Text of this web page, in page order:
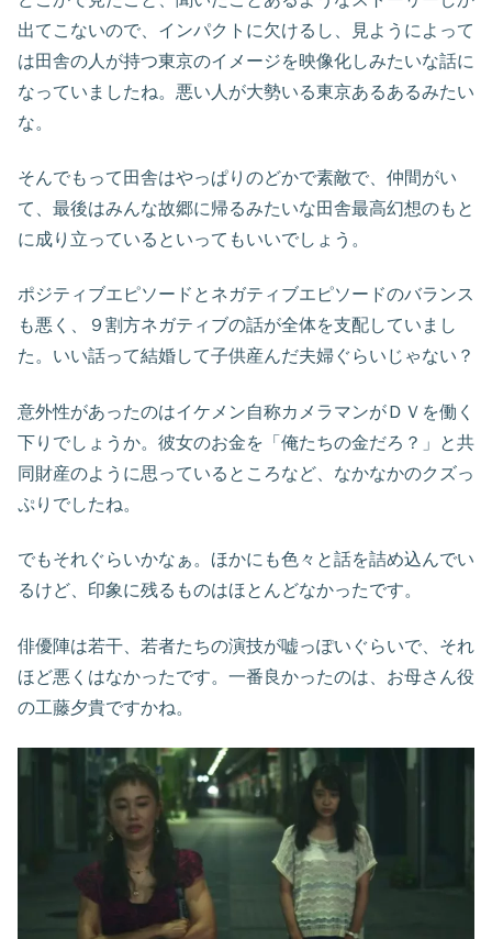
出てこないので、インパクトに欠けるし、見ようによって
は田舎の人が持つ東京のイメージを映像化しみたいな話に
なっていましたね。悪い人が大勢いる東京あるあるみたい
な。
そんでもって田舎はやっぱりのどかで素敵で、仲間がい
て、最後はみんな故郷に帰るみたいな田舎最高幻想のもと
に成り立っているといってもいいでしょう。
ポジティブエピソードとネガティブエピソードのバランス
も悪く、９割方ネガティブの話が全体を支配していまし
た。いい話って結婚して子供産んだ夫婦ぐらいじゃない？
意外性があったのはイケメン自称カメラマンがＤＶを働く
下りでしょうか。彼女のお金を「俺たちの金だろ？」と共
同財産のように思っているところなど、なかなかのクズっ
ぷりでしたね。
でもそれぐらいかなぁ。ほかにも色々と話を詰め込んでい
るけど、印象に残るものはほとんどなかったです。
俳優陣は若干、若者たちの演技が嘘っぽいぐらいで、それ
ほど悪くはなかったです。一番良かったのは、お母さん役
の工藤夕貴ですかね。